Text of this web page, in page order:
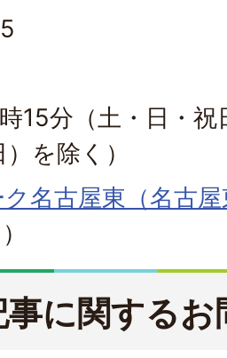
15分（土・日・祝
を除く）
名古屋東（名古
事に関する